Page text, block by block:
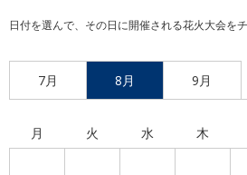
日付を選んで、その日に開催される花火大会を
7月 8月 9月
月 火 水 木